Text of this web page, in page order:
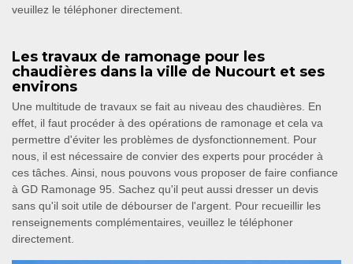
veuillez le téléphoner directement.
Les travaux de ramonage pour les
chaudières dans la ville de Nucourt et ses
environs
Une multitude de travaux se fait au niveau des chaudières. En
effet, il faut procéder à des opérations de ramonage et cela va
permettre d'éviter les problèmes de dysfonctionnement. Pour
nous, il est nécessaire de convier des experts pour procéder à
ces tâches. Ainsi, nous pouvons vous proposer de faire confiance
à GD Ramonage 95. Sachez qu'il peut aussi dresser un devis
sans qu'il soit utile de débourser de l'argent. Pour recueillir les
renseignements complémentaires, veuillez le téléphoner
directement.